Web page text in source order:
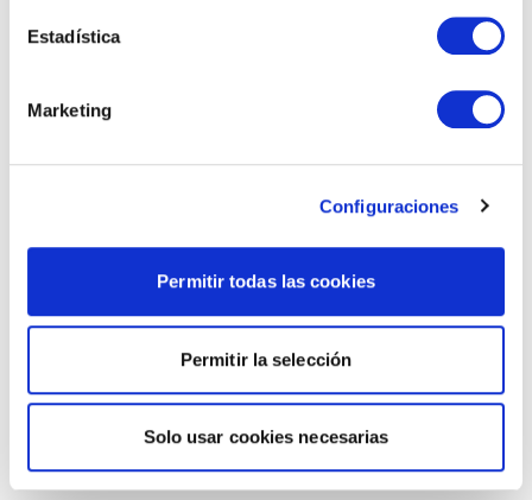
Estadística
Marketing
Configuraciones
Permitir todas las cookies
Permitir la selección
Solo usar cookies necesarias